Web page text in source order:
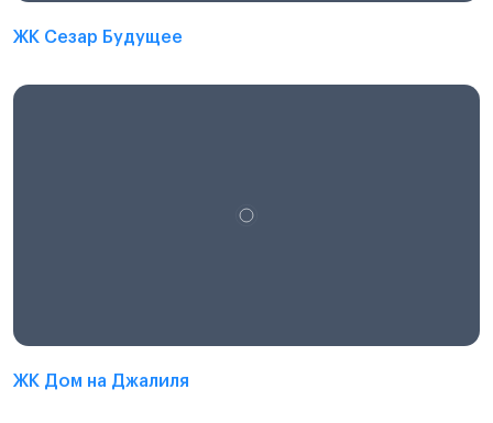
ЖК Сезар Будущее
ЖК Дом на Джалиля